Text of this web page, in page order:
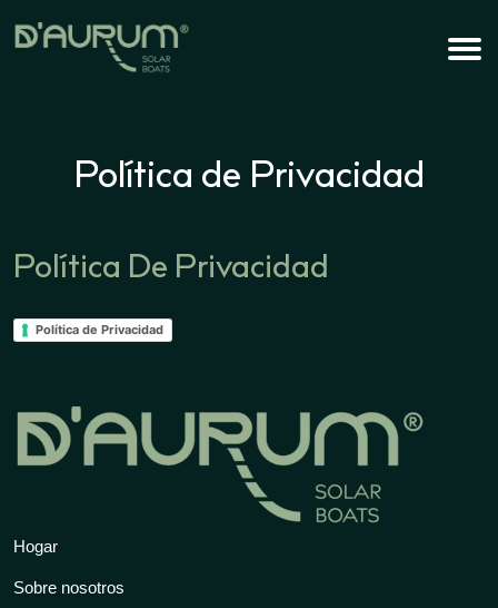
Política de Privacidad
Política De Privacidad
Política de Privacidad
Hogar
Sobre nosotros